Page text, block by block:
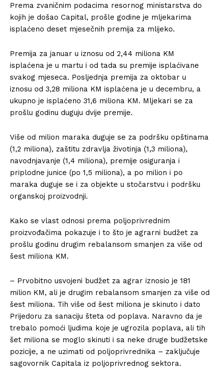
Prema zvaničnim podacima resornog ministarstva do
kojih je došao Capital, prošle godine je mljekarima
isplaćeno deset mjesečnih premija za mlijeko.
Premija za januar u iznosu od 2,44 miliona KM
isplaćena je u martu i od tada su premije isplaćivane
svakog mjeseca. Posljednja premija za oktobar u
iznosu od 3,28 miliona KM isplaćena je u decembru, a
ukupno je isplaćeno 31,6 miliona KM. Mljekari se za
prošlu godinu duguju dvije premije.
Više od milion maraka duguje se za podršku opštinama
(1,2 miliona), zaštitu zdravlja životinja (1,3 miliona),
navodnjavanje (1,4 miliona), premije osiguranja i
priplodne junice (po 1,5 miliona), a po milion i po
maraka duguje se i za objekte u stočarstvu i podršku
organskoj proizvodnji.
Kako se vlast odnosi prema poljoprivrednim
proizvođačima pokazuje i to što je agrarni budžet za
prošlu godinu drugim rebalansom smanjen za više od
šest miliona KM.
– Prvobitno usvojeni budžet za agrar iznosio je 181
milion KM, ali je drugim rebalansom smanjen za više od
šest miliona. Tih više od šest miliona je skinuto i dato
Prijedoru za sanaciju šteta od poplava. Naravno da je
trebalo pomoći ljudima koje je ugrozila poplava, ali tih
šet miliona se moglo skinuti i sa neke druge budžetske
pozicije, a ne uzimati od poljoprivrednika – zaključuje
sagovornik Capitala iz poljoprivrednog sektora.